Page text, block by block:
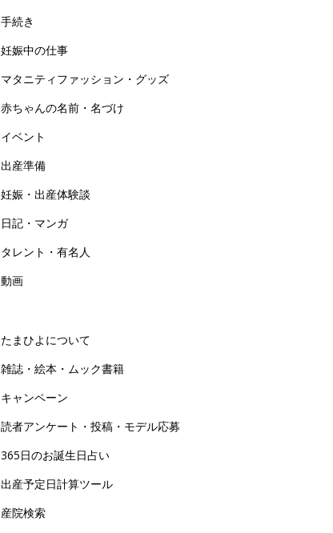
手続き
妊娠中の仕事
マタニティファッション・グッズ
赤ちゃんの名前・名づけ
イベント
出産準備
妊娠・出産体験談
日記・マンガ
タレント・有名人
動画
たまひよについて
雑誌・絵本・ムック書籍
キャンペーン
読者アンケート・投稿・モデル応募
365日のお誕生日占い
出産予定日計算ツール
産院検索